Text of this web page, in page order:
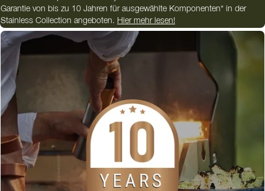
Garantie von bis zu 10 Jahren für ausgewählte Komponenten* in der
Stainless Collection angeboten. Hier mehr lesen!